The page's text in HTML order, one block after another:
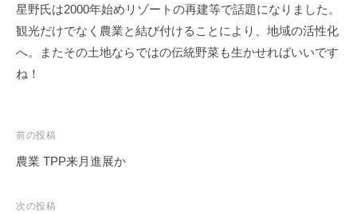
星野氏は2000年始めリゾートの再建等で話題になりました。
観光だけでなく農業と結び付けることにより、地域の活性化
へ。またその土地ならではの伝統野菜も生かせればいいです
ね！
投
稿
ビ
前の投稿
農業 TPP来月進展か
次の投稿